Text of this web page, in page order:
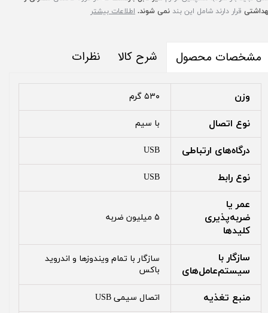
قرار دارند شامل این بند نمی شوند. اطلاعات بیشتر
مشخصات محصول شرح کالا نظرات
وزن ۵۳۰ گرم
نوع اتصال با سیم
درگاه‌های ارتباطی USB
نوع رابط USB
عمر یا
ضربه‌پذیری
کلیدها
۵ میلیون ضربه
سازگار با
سیستم‌عامل‌های
سازگار با تمام ویندوزها و اندروید
باکس
منبع تغذیه اتصال سیمی USB